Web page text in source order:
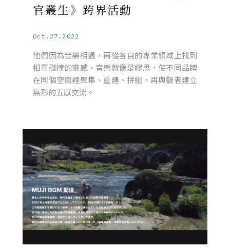
官叢生》跨界活動
Oct.27.2022
他們因為音樂相遇，再從各自的專業領域上找到
相互碰撞的靈感，音樂就像是繆思，使不同品牌
在同個空間裡聚集、重建、拼組，再與觀者建立
無形的五感交流。